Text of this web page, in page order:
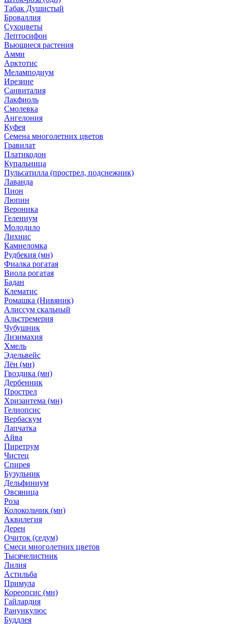
Табак Душистый
Броваллия
Сухоцветы
Лептосифон
Вьющиеся растения
Амми
Арктотис
Меламподиум
Ирезине
Санвиталия
Лакфиоль
Смолевка
Ангелония
Куфея
Семена многолетних цветов
Гравилат
Платикодон
Купальница
Пульсатилла (прострел, подснежник)
Лаванда
Пион
Люпин
Вероника
Гелениум
Молодило
Лихнис
Камнеломка
Рудбекия (мн)
Фиалка рогатая
Виола рогатая
Бадан
Клематис
Ромашка (Нивяник)
Алиссум скальный
Альстремерия
Чубушник
Лизимахия
Хмель
Эдельвейс
Лён (мн)
Гвоздика (мн)
Дербенник
Прострел
Хризантема (мн)
Гелиопсис
Вербаскум
Лапчатка
Айва
Пиретрум
Чистец
Спирея
Бузульник
Дельфиниум
Овсяница
Роза
Колокольчик (мн)
Аквилегия
Дерен
Очиток (седум)
Смеси многолетних цветов
Тысячелистник
Лилия
Астильба
Примула
Кореопсис (мн)
Гайлардия
Ранункулюс
Буддлея